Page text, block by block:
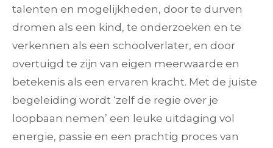
talenten en mogelijkheden, door te durven
dromen als een kind, te onderzoeken en te
verkennen als een schoolverlater, en door
overtuigd te zijn van eigen meerwaarde en
betekenis als een ervaren kracht. Met de juiste
begeleiding wordt ‘zelf de regie over je
loopbaan nemen’ een leuke uitdaging vol
energie, passie en een prachtig proces van